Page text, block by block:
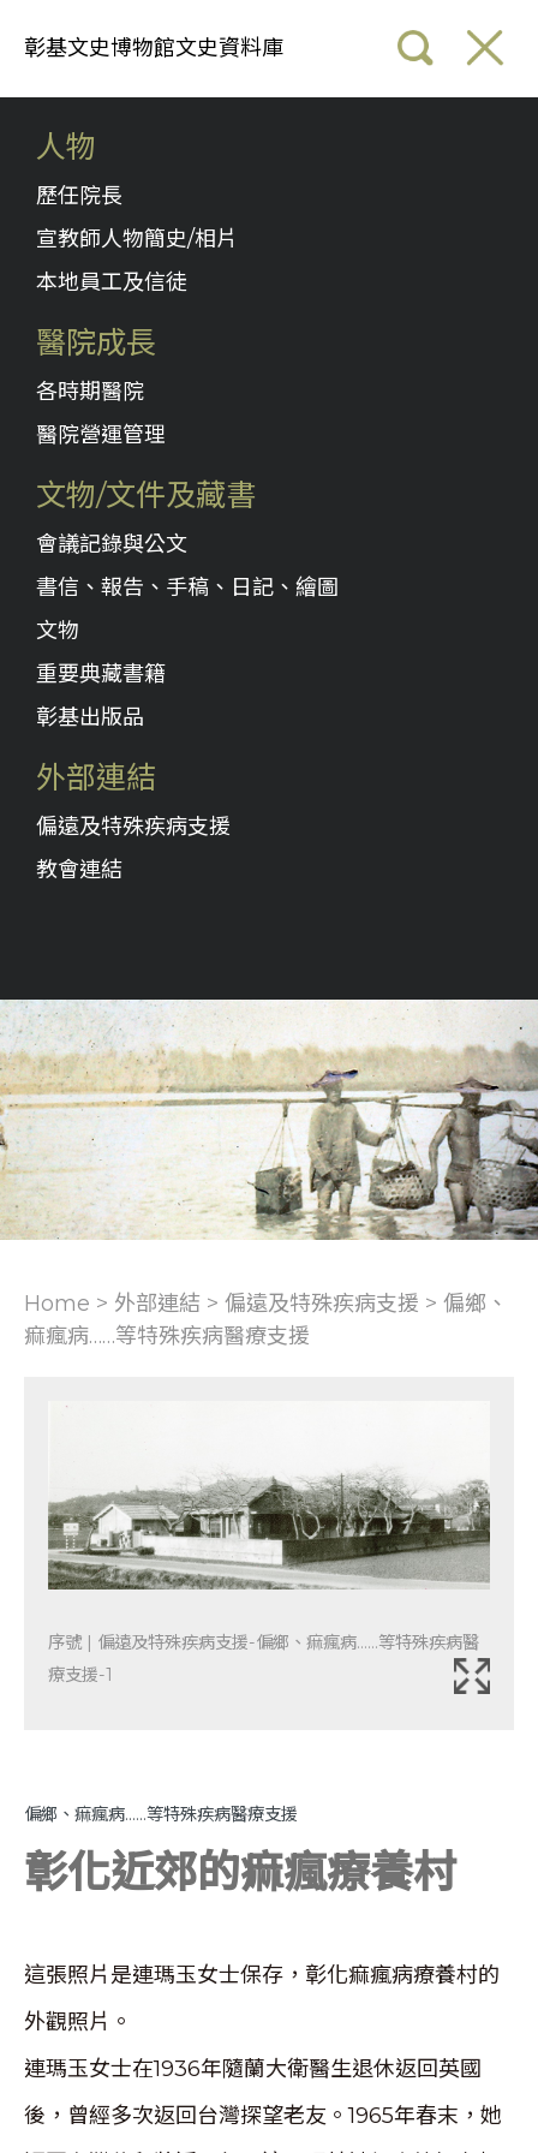
彰基文史博物館文史資料庫
人物
歷任院長
宣教師人物簡史/相片
本地員工及信徒
醫院成長
各時期醫院
醫院營運管理
文物/文件及藏書
會議記錄與公文
書信、報告、手稿、日記、繪圖
文物
重要典藏書籍
彰基出版品
外部連結
偏遠及特殊疾病支援
教會連結
Home > 外部連結 > 偏遠及特殊疾病支援 > 偏鄉、
痲瘋病……等特殊疾病醫療支援
序號 | 偏遠及特殊疾病支援-偏鄉、痲瘋病……等特殊疾病醫
療支援-1
偏鄉、痲瘋病……等特殊疾病醫療支援
彰化近郊的痲瘋療養村
這張照片是連瑪玉女士保存，彰化痲瘋病療養村的
外觀照片。
連瑪玉女士在1936年隨蘭大衛醫生退休返回英國
後，曾經多次返回台灣探望老友。1965年春末，她